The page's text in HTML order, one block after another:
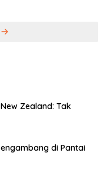
Zealand: Tak
di Pantai